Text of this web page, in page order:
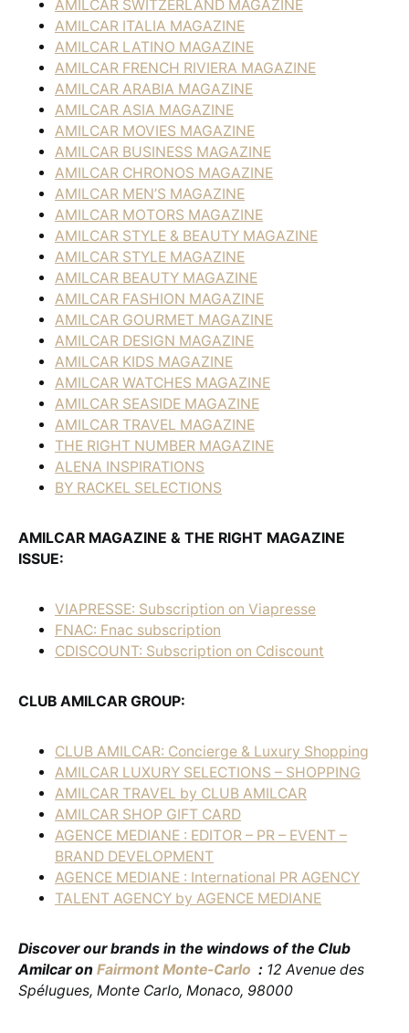
AMILCAR SWITZERLAND MAGAZINE
AMILCAR ITALIA MAGAZINE
AMILCAR LATINO MAGAZINE
AMILCAR FRENCH RIVIERA MAGAZINE
AMILCAR ARABIA MAGAZINE
AMILCAR ASIA MAGAZINE
AMILCAR MOVIES MAGAZINE
AMILCAR BUSINESS MAGAZINE
AMILCAR CHRONOS MAGAZINE
AMILCAR MEN’S MAGAZINE
AMILCAR MOTORS MAGAZINE
AMILCAR STYLE & BEAUTY MAGAZINE
AMILCAR STYLE MAGAZINE
AMILCAR BEAUTY MAGAZINE
AMILCAR FASHION MAGAZINE
AMILCAR GOURMET MAGAZINE
AMILCAR DESIGN MAGAZINE
AMILCAR KIDS MAGAZINE
AMILCAR WATCHES MAGAZINE
AMILCAR SEASIDE MAGAZINE
AMILCAR TRAVEL MAGAZINE
THE RIGHT NUMBER MAGAZINE
ALENA INSPIRATIONS
BY RACKEL SELECTIONS
AMILCAR MAGAZINE & THE RIGHT MAGAZINE
ISSUE:
VIAPRESSE: Subscription on Viapresse
FNAC: Fnac subscription
CDISCOUNT: Subscription on Cdiscount
CLUB AMILCAR GROUP:
CLUB AMILCAR: Concierge & Luxury Shopping
AMILCAR LUXURY SELECTIONS – SHOPPING
AMILCAR TRAVEL by CLUB AMILCAR
AMILCAR SHOP GIFT CARD
AGENCE MEDIANE : EDITOR – PR – EVENT –
BRAND DEVELOPMENT
AGENCE MEDIANE : International PR AGENCY
TALENT AGENCY by AGENCE MEDIANE
Discover our brands in the windows of the Club
Amilcar on Fairmont Monte-Carlo : 12 Avenue des
Spélugues, Monte Carlo, Monaco, 98000